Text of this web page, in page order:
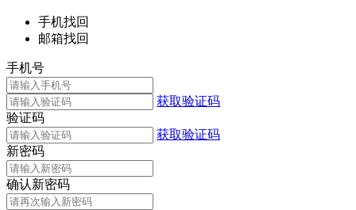
手机找回
邮箱找回
手机号
获取验证码
验证码
获取验证码
新密码
确认新密码